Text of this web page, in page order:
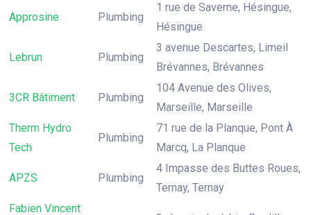
Approsine Plumbing
1 rue de Saverne, Hésingue,
Hésingue
Lebrun Plumbing
3 avenue Descartes, Limeil
Brévannes, Brévannes
3CR Bâtiment Plumbing
104 Avenue des Olives,
Marseille, Marseille
Therm Hydro
Tech
Plumbing
71 rue de la Planque, Pont À
Marcq, La Planque
APZS Plumbing
4 Impasse des Buttes Roues,
Ternay, Ternay
Fabien Vincent